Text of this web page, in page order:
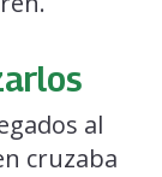
al
cruzaba